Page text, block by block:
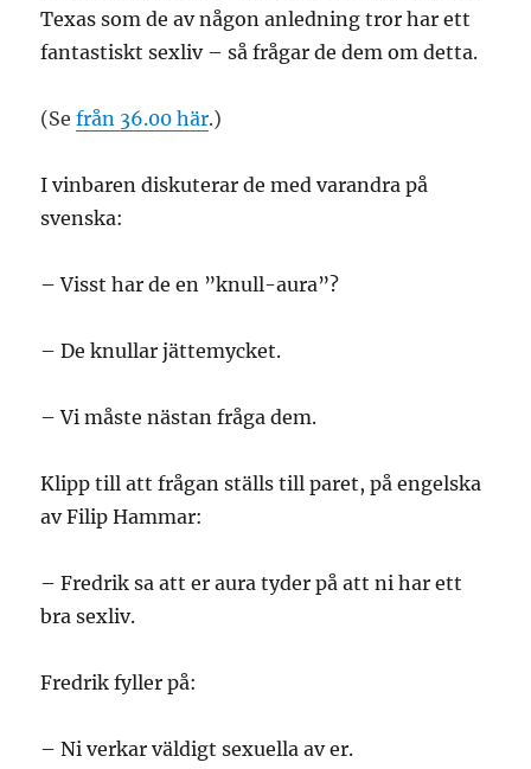
Texas som de av någon anledning tror har ett
fantastiskt sexliv – så frågar de dem om detta.
(Sefrån 36.00 här.)
I vinbaren diskuterar de med varandra på
svenska:
– Visst har de en ”knull-aura”?
– De knullar jättemycket.
– Vi måste nästan fråga dem.
Klipp till att frågan ställs till paret, på engelska
av Filip Hammar:
– Fredrik sa att er aura tyder på att ni har ett
bra sexliv.
Fredrik fyller på:
– Ni verkar väldigt sexuella av er.